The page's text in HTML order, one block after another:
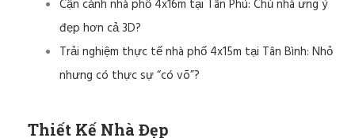
Cận cảnh nhà phố 4x16m tại Tân Phú: Chủ nhà ưng ý
đẹp hơn cả 3D?
Trải nghiệm thực tế nhà phố 4x15m tại Tân Bình: Nhỏ
nhưng có thực sự “có võ”?
Thiết Kế Nhà Đẹp